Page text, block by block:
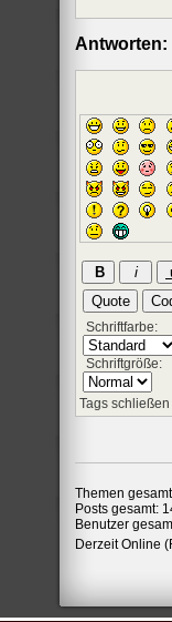
Antworten:
Schriftfarbe:
Schriftgröße:
Tags schließen
Themen
Posts gesamt:
Benutzer
Derzeit Online